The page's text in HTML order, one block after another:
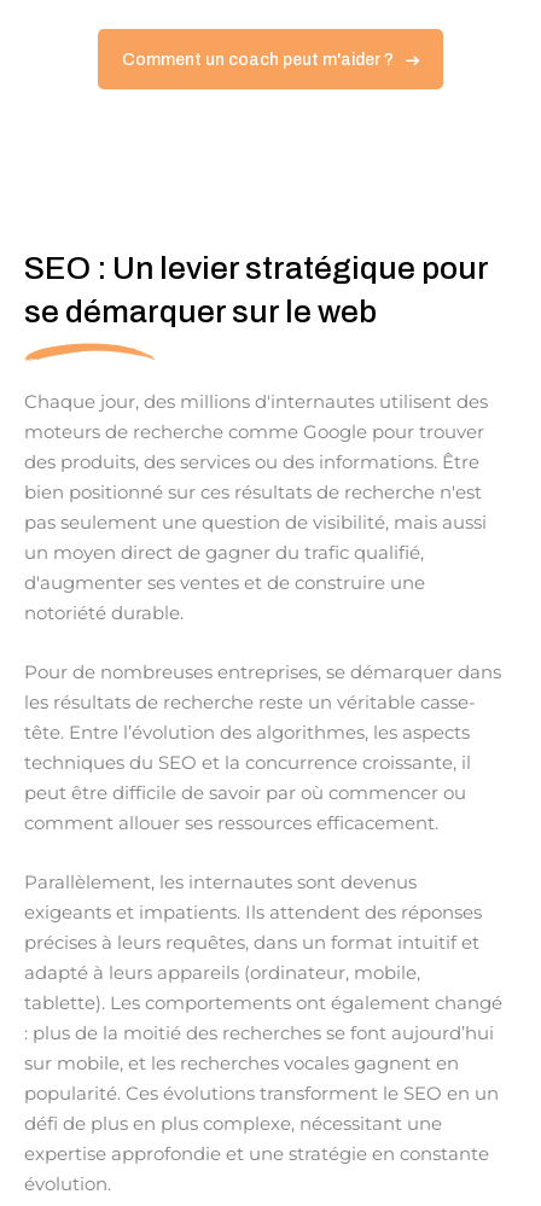
Comment un coach peut m'aider ?
SEO : Un levier stratégique pour
se démarquer sur le web
Chaque jour, des millions d'internautes utilisent des
moteurs de recherche comme Google pour trouver
des produits, des services ou des informations. Être
bien positionné sur ces résultats de recherche n'est
pas seulement une question de visibilité, mais aussi
un moyen direct de gagner du trafic qualifié,
d'augmenter ses ventes et de construire une
notoriété durable.
Pour de nombreuses entreprises, se démarquer dans
les résultats de recherche reste un véritable casse-
tête. Entre l’évolution des algorithmes, les aspects
techniques du SEO et la concurrence croissante, il
peut être difficile de savoir par où commencer ou
comment allouer ses ressources efficacement.
Parallèlement, les internautes sont devenus
exigeants et impatients. Ils attendent des réponses
précises à leurs requêtes, dans un format intuitif et
adapté à leurs appareils (ordinateur, mobile,
tablette). Les comportements ont également changé
: plus de la moitié des recherches se font aujourd’hui
sur mobile, et les recherches vocales gagnent en
popularité. Ces évolutions transforment le SEO en un
défi de plus en plus complexe, nécessitant une
expertise approfondie et une stratégie en constante
évolution.